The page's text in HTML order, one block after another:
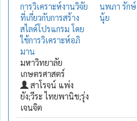
การวิเคราะห์งานวิจัย
ที่เกี่ยวกับการสร้าง
สไลด์โปรแกรม โดย
ใช้การวิเคราะห์อภิ
มาน
มหาวิทยาลัย
เกษตรศาสตร์
สาโรจน์ แพ่ง
ยัง;วีระ ไทยพานิช;รุ่ง
เจนจิต
นพภา รักษ์
นุ้ย